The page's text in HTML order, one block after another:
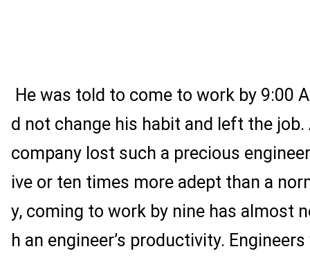
He was told to come to work by 9:00
d not change his habit and left the job.
company lost such a precious
ive or ten times more adept than a
y, coming to work by nine has almost
h an engineer’s productivity.